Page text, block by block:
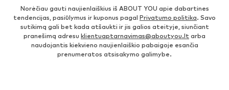
Norėčiau gauti naujienlaiškius iš ABOUT YOU apie dabartines
tendencijas, pasiūlymus ir kuponus pagal Privatumo politika. Savo
sutikimą gali bet kada atšaukti ir jis galios ateityje, siunčiant
pranešimą adresu klientuaptarnavimas@aboutyou.lt arba
naudojantis kiekvieno naujienlaiškio pabaigoje esančia
prenumeratos atsisakymo galimybe.